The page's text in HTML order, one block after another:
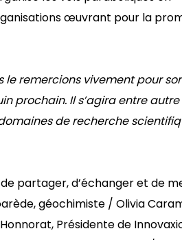
œuvrant pour la
le remercions vivement pour
prochain. Il s’agira entre
de recherche
partager, d’échanger et de
géochimiste / Olivia
Présidente de